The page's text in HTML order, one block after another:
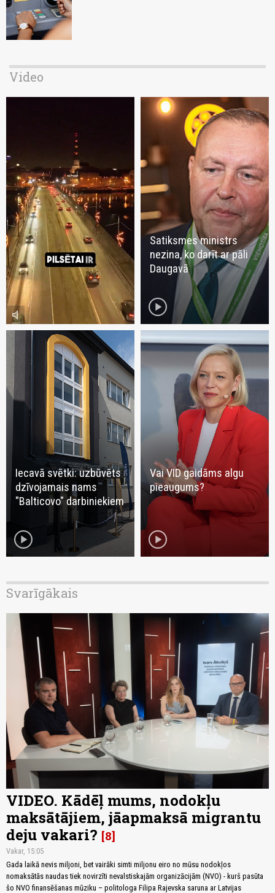
Video
volume_mute
Satiksmes ministrs
nezina, ko darīt ar pāli
Daugavā
play_circle
Iecavā svētki: uzbūvēts
dzīvojamais nams
"Balticovo" darbiniekiem
play_circle
Vai VID gaidāms algu
pieaugums?
play_circle
Svarīgākais
VIDEO. Kādēļ mums, nodokļu
maksātājiem, jāapmaksā migrantu
deju vakari? 8
Vakar, 15:05
Gada laikā nevis miljoni, bet vairāki simti miljonu eiro no mūsu nodokļos
nomaksātās naudas tiek novirzīti nevalstiskajām organizācijām (NVO) - kurš pasūta
šo NVO finansēšanas mūziku – politologa Filipa Rajevska saruna ar Latvijas